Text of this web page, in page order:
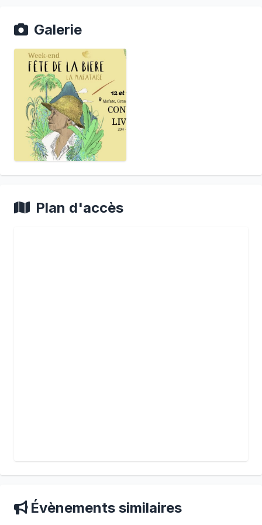
Galerie
Plan d'accès
Évènements similaires